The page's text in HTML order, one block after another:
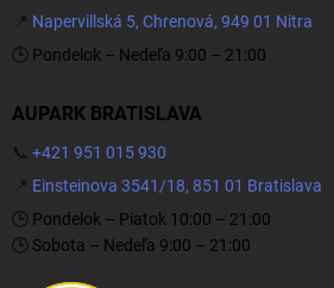
📍 Napervillská 5, Chrenová, 949 01 Nitra
🕒 Pondelok – Nedeľa 9:00 – 21:00
AUPARK BRATISLAVA
📞 +421 951 015 930
📍 Einsteinova 3541/18, 851 01 Bratislava
🕒 Pondelok – Piatok 10:00 – 21:00
🕒 Sobota – Nedeľa 9:00 – 21:00